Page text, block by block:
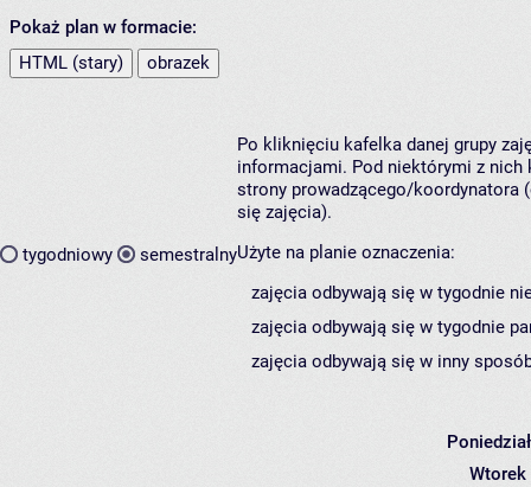
Pokaż plan w formacie:
HTML (stary)
obrazek
tygodniowy semestralny
Po kliknięciu kafelka danej grupy
informacjami. Pod niektórymi z nich
strony prowadzącego/koordynatora
się zajęcia).
Użyte na planie oznaczenia:
zajęcia odbywają się w tygodnie
zajęcia odbywają się w tygodnie
zajęcia odbywają się w inny
Wtorek